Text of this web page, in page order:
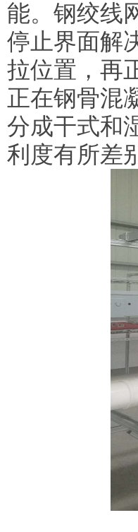
能。钢绞线
停止界面解
拉位置，再
正在钢骨混
分成干式和
利度有所差